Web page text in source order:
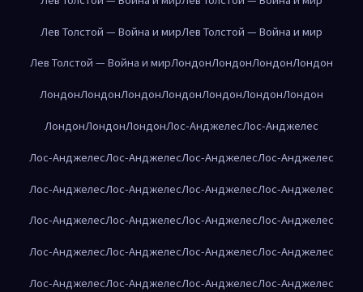
Лев Толстой — Война и мирЛев Толстой — Война и мир
Лев Толстой — Война и мирЛондонЛондонЛондонЛондон
ЛондонЛондонЛондонЛондонЛондонЛондонЛондон
ЛондонЛондонЛондонЛос-АнджелесЛос-Анджелес
Лос-АнджелесЛос-АнджелесЛос-АнджелесЛос-Анджелес
Лос-АнджелесЛос-АнджелесЛос-АнджелесЛос-Анджелес
Лос-АнджелесЛос-АнджелесЛос-АнджелесЛос-Анджелес
Лос-АнджелесЛос-АнджелесЛос-АнджелесЛос-Анджелес
Лос-АнджелесЛос-АнджелесЛос-АнджелесЛос-Анджелес